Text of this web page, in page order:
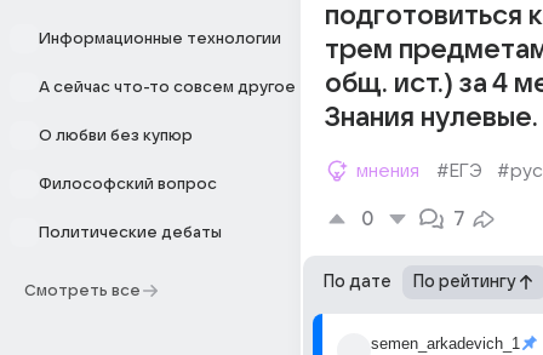
Информационные технологии
А сейчас что-то совсем другое
О любви без купюр
Философский вопрос
Политические дебаты
Смотреть все
подготовиться
трем
общ. ист.) за 4
Знания нулевые.
мнения #ЕГЭ
0 7
По дате По рейтингу
semen_arkadevich_1